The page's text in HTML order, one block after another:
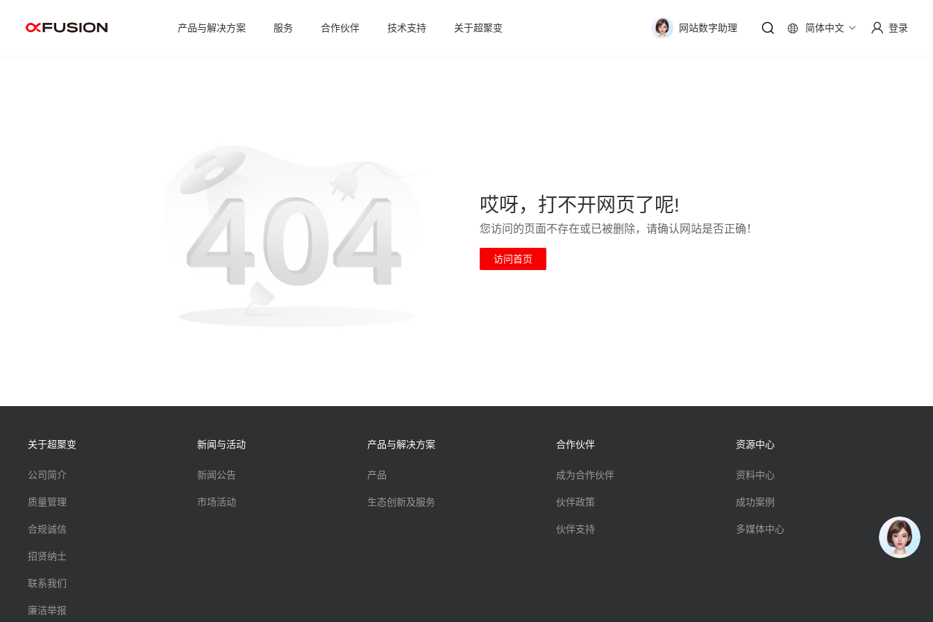
产品与解决方案 服务 合作伙伴 技术支持 关于超聚变 网站数字助理 简体中文 登录
哎呀，打不开网页了呢!
您访问的页面不存在或已被删除，请确认网站是否正确！
访问首页
关于超聚变
公司简介
质量管理
合规诚信
招贤纳士
联系我们
廉洁举报
新闻与活动
新闻公告
市场活动
产品与解决方案
产品
生态创新及服务
合作伙伴
成为合作伙伴
伙伴政策
伙伴支持
资源中心
资料中心
成功案例
多媒体中心